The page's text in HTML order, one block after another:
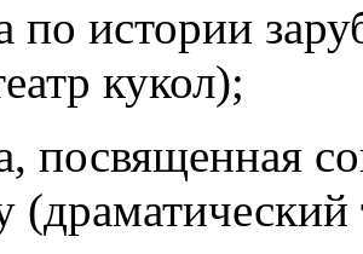
по истории
кукол);
посвященная
(драматический